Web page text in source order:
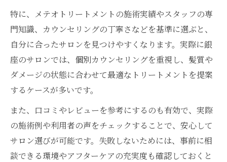
特に、メテオトリートメントの施術実績やスタッフの専
門知識、カウンセリングの丁寧さなどを基準に選ぶと、
自分に合ったサロンを見つけやすくなります。実際に銀
座のサロンでは、個別カウンセリングを重視し、髪質や
ダメージの状態に合わせて最適なトリートメントを提案
するケースが多いです。
また、口コミやレビューを参考にするのも有効で、実際
の施術例や利用者の声をチェックすることで、安心して
サロン選びが可能です。失敗しないためには、事前に相
談できる環境やアフターケアの充実度も確認しておくと